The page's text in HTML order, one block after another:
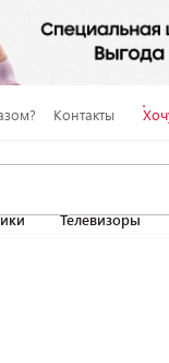
Контакты
Телевизоры